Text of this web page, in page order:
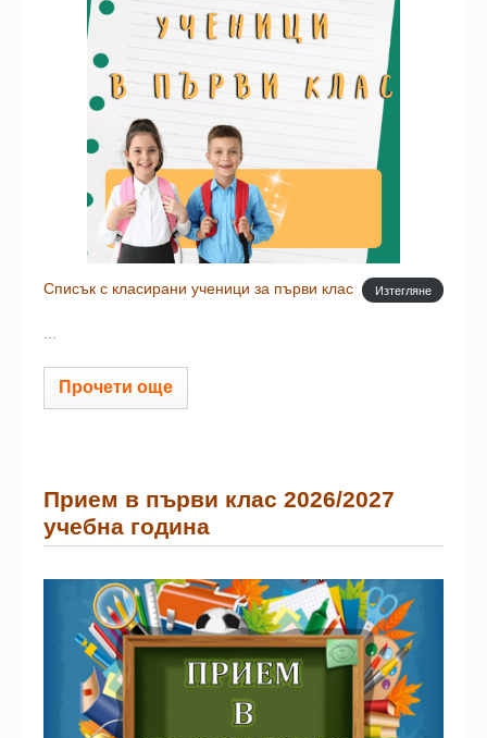
Списък с класирани ученици за първи клас Изтегляне
...
Прочети още
Прием в първи клас 2026/2027
учебна година